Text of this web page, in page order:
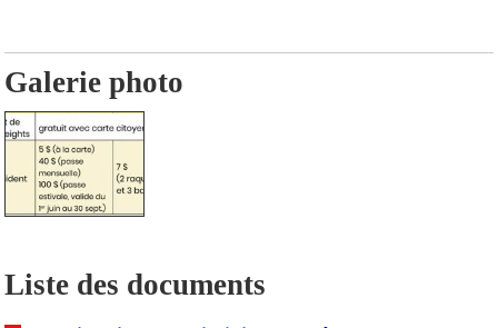
Galerie photo
Liste des documents